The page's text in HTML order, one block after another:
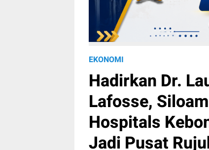
EKONOMI
Hadirkan Dr.
Lafosse, Siloam
Hospitals
Jadi Pusat